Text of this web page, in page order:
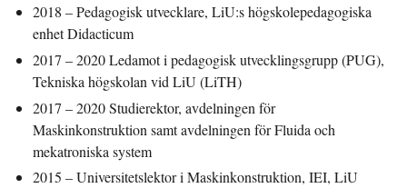
2018 – Pedagogisk utvecklare, LiU:s högskolepedagogiska
enhet Didacticum
2017 – 2020 Ledamot i pedagogisk utvecklingsgrupp (PUG),
Tekniska högskolan vid LiU (LiTH)
2017 – 2020 Studierektor, avdelningen för
Maskinkonstruktion samt avdelningen för Fluida och
mekatroniska system
2015 – Universitetslektor i Maskinkonstruktion, IEI, LiU